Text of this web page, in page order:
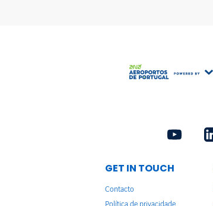
GET IN TOUCH
Contacto
Política de privacidade